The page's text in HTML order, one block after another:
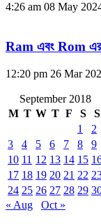
4:26 am 08 May
Ram এবং Rom এর
12:20 pm 26 Mar
September 2018
M T W T F S
S
1
2
3
4 5 6 7 8
9
10 11 12 13 14 15
17 18 19 20 21 22
24 25 26 27 28 29
« Aug
Oct »